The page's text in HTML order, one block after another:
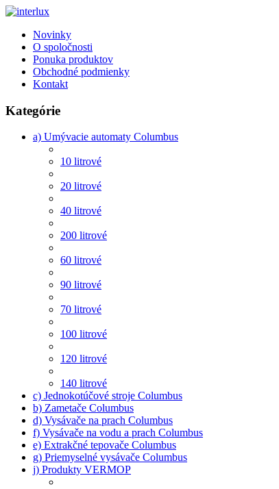
Novinky
O spoločnosti
Ponuka produktov
Obchodné podmienky
Kontakt
Kategórie
a) Umývacie automaty Columbus
10 litrové
20 litrové
40 litrové
200 litrové
60 litrové
90 litrové
70 litrové
100 litrové
120 litrové
140 litrové
c) Jednokotúčové stroje Columbus
b) Zametače Columbus
d) Vysávače na prach Columbus
f) Vysávače na vodu a prach Columbus
e) Extrakčné tepovače Columbus
g) Priemyselné vysávače Columbus
j) Produkty VERMOP